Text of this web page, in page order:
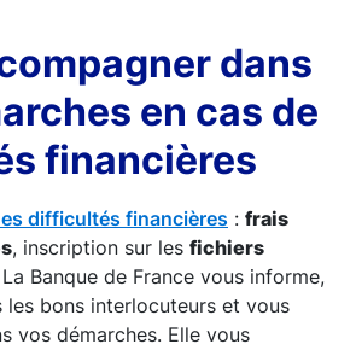
dans
en cas de
financières
difficultés financières : frais
, inscription sur les fichiers
Banque de France vous informe,
les bons interlocuteurs et vous
vos démarches. Elle vous